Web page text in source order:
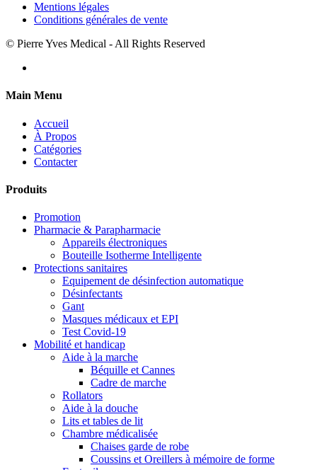
Mentions légales
Conditions générales de vente
© Pierre Yves Medical - All Rights Reserved
Main Menu
Accueil
À Propos
Catégories
Contacter
Produits
Promotion
Pharmacie & Parapharmacie
Appareils électroniques
Bouteille Isotherme Intelligente
Protections sanitaires
Equipement de désinfection automatique
Désinfectants
Gant
Masques médicaux et EPI
Test Covid-19
Mobilité et handicap
Aide à la marche
Béquille et Cannes
Cadre de marche
Rollators
Aide à la douche
Lits et tables de lit
Chambre médicalisée
Chaises garde de robe
Coussins et Oreillers à mémoire de forme